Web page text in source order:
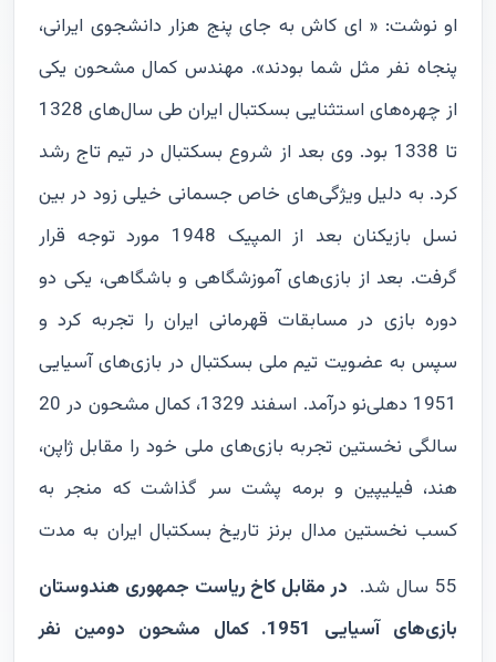
او نوشت: « ای کاش به جای پنج هزار دانشجوی ایرانی،
پنجاه نفر مثل شما بودند». مهندس کمال مشحون یکی
از چهره‌های استثنایی بسکتبال ایران طی سال‌های 1328
تا 1338 بود. وی بعد از شروع بسکتبال در تیم تاج رشد
کرد. به دلیل ویژگی‌های خاص جسمانی خیلی زود در بین
نسل بازیکنان بعد از المپیک 1948 مورد توجه قرار
گرفت. بعد از بازی‌های آموزشگاهی و باشگاهی، یکی دو
دوره بازی در مسابقات قهرمانی ایران را تجربه کرد و
سپس به عضویت تیم ملی بسکتبال در بازی‌های آسیایی
1951 دهلی‌نو درآمد. اسفند 1329، کمال مشحون در 20
سالگی نخستین تجربه بازی‌های ملی خود را مقابل ژاپن،
هند، فیلیپین و برمه پشت سر گذاشت که منجر به
کسب نخستین مدال برنز تاریخ بسکتبال ایران به مدت
55 سال شد.
در مقابل کاخ ریاست جمهوری هندوستان
بازی‌های آسیایی 1951. کمال مشحون دومین نفر